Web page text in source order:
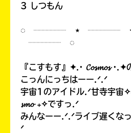
3 しつもん
◌ ┈┈┈┈ ⋆ ┈┈┈┈
┈┈┈┈ ◌
『こすもす』✦.· 𝓒𝓸𝓼𝓶𝓸𝓼 ·.✦
こっんにっちはーー.ᐟ.ᐟ
宇宙1のアイドル.ᐟ甘寺宇宙
𝓼𝓶𝓸 ₊✧ですっ.ᐟ
みんなーー.ᐟ.ᐟライブ遅くな
ᐟ